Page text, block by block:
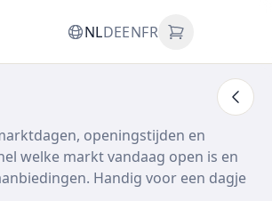
NLDEENFR
openingstijden en
welke markt vandaag open is en
Handig voor een dagje